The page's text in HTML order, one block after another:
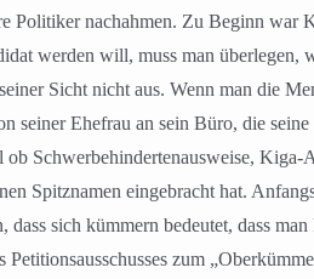
Politiker nachahmen. Zu Beginn war
werden will, muss man überlegen,
Sicht nicht aus. Wenn man die
seiner Ehefrau an sein Büro, die
Schwerbehindertenausweise, Kiga-
Spitznamen eingebracht hat.
sich kümmern bedeutet, dass
zum